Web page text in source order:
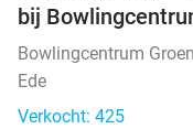
bij
Bowlingcentrum
Ede
Verkocht: 425